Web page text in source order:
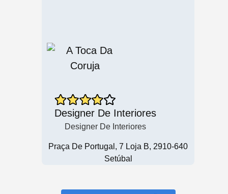
Designer De Interiores
Designer De Interiores
Praça De Portugal, 7 Loja B, 2910-640
Setúbal